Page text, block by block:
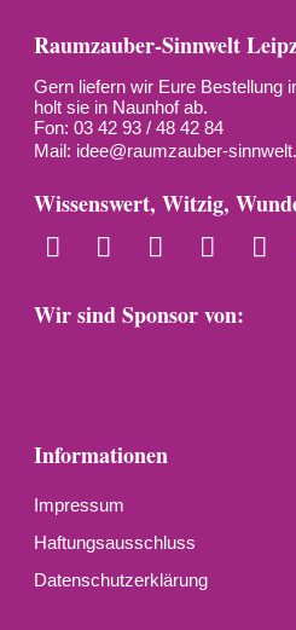
Raumzauber-Sinnwelt
Gern liefern wir Eure Bestellung
holt sie in Naunhof ab.
Fon: 03 42 93 / 48 42 84
Mail: idee@raumzauber-
Wissenswert, Witzig,
Wir sind Sponsor von:
Informationen
Impressum
Haftungsausschluss
Datenschutzerklärung